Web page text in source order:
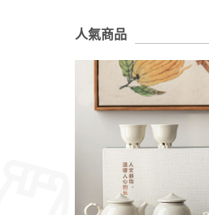
人氣商品